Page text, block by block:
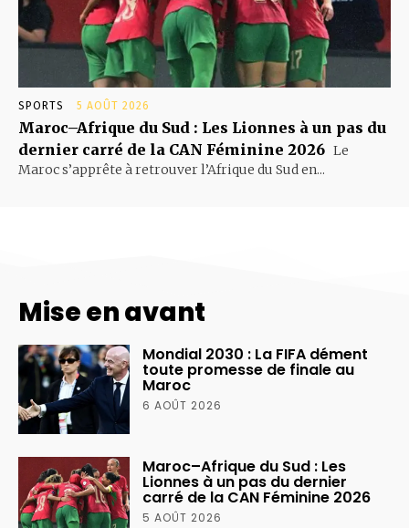
SPORTS 5 AOÛT 2026
Maroc–Afrique du Sud : Les Lionnes à un pas du
dernier carré de la CAN Féminine 2026 Le
Maroc s’apprête à retrouver l’Afrique du Sud en...
Mise en avant
Mondial 2030 : La FIFA dément
toute promesse de finale au
Maroc
6 AOÛT 2026
Maroc–Afrique du Sud : Les
Lionnes à un pas du dernier
carré de la CAN Féminine 2026
5 AOÛT 2026